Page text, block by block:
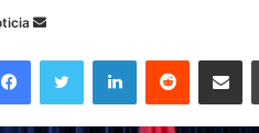
Send
email
FacebookTwitter LinkedInReddit